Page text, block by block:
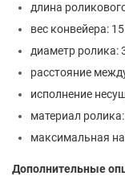
длина
вес конвейера:
диаметр ролика:
расстояние
исполнение
материал
максимальная
Дополнительные